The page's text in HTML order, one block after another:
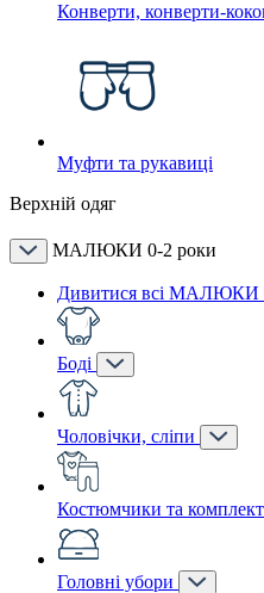
Конверти, конверти-
Муфти та рукавиці
Верхній одяг
МАЛЮКИ 0-2 роки
Дивитися всі МАЛЮКИ
Боді
Чоловічки, сліпи
Костюмчики та
Головні убори